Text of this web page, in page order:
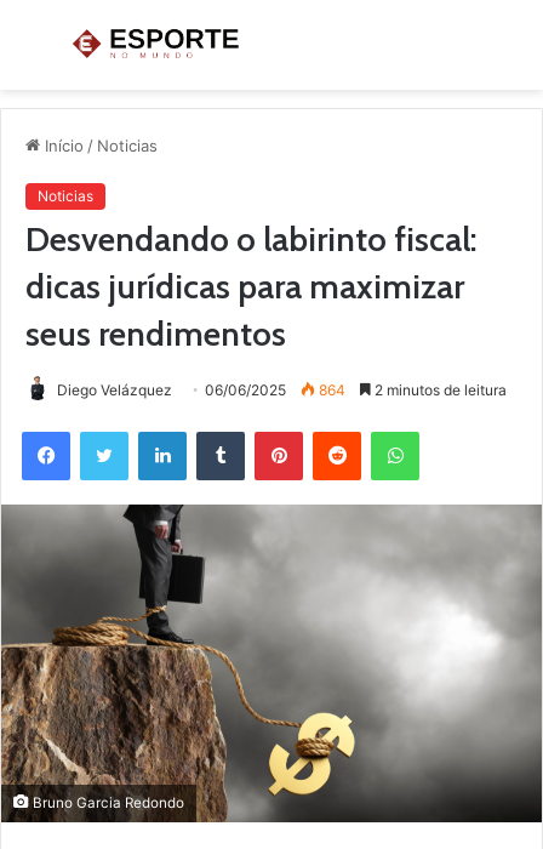
Menu
Início / Noticias
Noticias
Desvendando o labirinto fiscal:
dicas jurídicas para maximizar
seus rendimentos
Diego Velázquez 06/06/2025 864 2 minutos de leitura
FacebookTwitter LinkedinTumblr PinterestReddit WhatsApp
Bruno Garcia Redondo